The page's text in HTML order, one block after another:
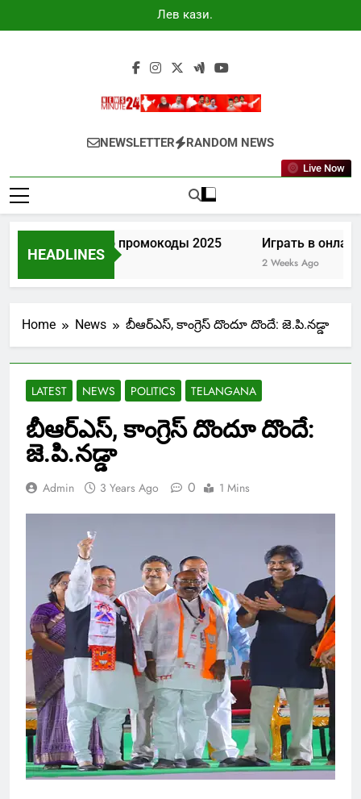
to
Лев казино
промокоды
Newsminute24
Get All Updated Telugu News
NEWSLETTER RANDOM NEWS
Live Now
HEADLINES
Лев казино промокоды 2025
7 Days Ago
Играть в
2 Weeks Ago
Home News బీఆర్ఎస్, కాంగ్రెస్ దొందూ దొందే: జె.పి.నడ్డా
LATEST NEWS POLITICS TELANGANA
బీఆర్ఎస్, కాంగ్రెస్ దొందూ దొందే:
జె.పి.నడ్డా
Admin 3 Years Ago 0 1 Mins